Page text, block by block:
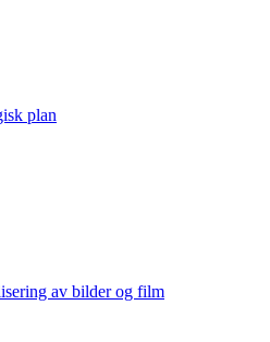
plan
av bilder og film